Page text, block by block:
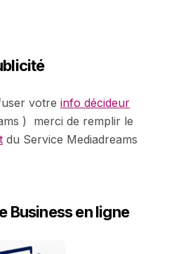
votre info décideur
) merci de remplir le
du Service Mediadreams
Business en ligne